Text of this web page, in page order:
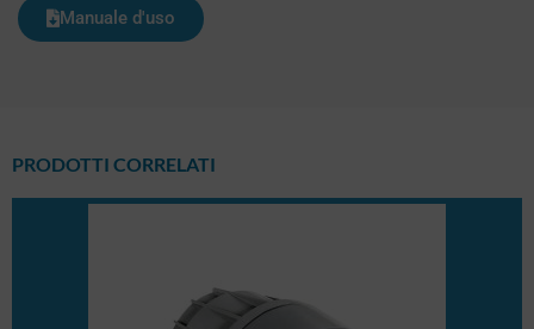
Manuale d'uso
PRODOTTI CORRELATI